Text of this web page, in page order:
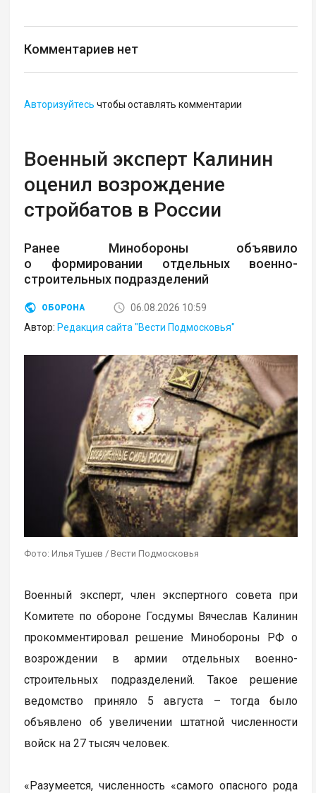
Комментариев нет
Авторизуйтесь чтобы оставлять комментарии
Военный эксперт Калинин
оценил возрождение
стройбатов в России
Ранее Минобороны объявило
о формировании отдельных военно-
строительных подразделений
ОБОРОНА
06.08.2026 10:59
Автор: Редакция сайта "Вести Подмосковья"
Фото: Илья Тушев / Вести Подмосковья
Военный эксперт, член экспертного совета при
Комитете по обороне Госдумы Вячеслав Калинин
прокомментировал решение Минобороны РФ о
возрождении в армии отдельных военно-
строительных подразделений. Такое решение
ведомство приняло 5 августа – тогда было
объявлено об увеличении штатной численности
войск на 27 тысяч человек.
«Разумеется, численность «самого опасного рода